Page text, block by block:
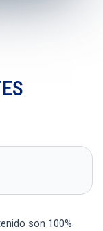
son 100%